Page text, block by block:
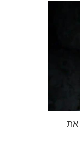
את